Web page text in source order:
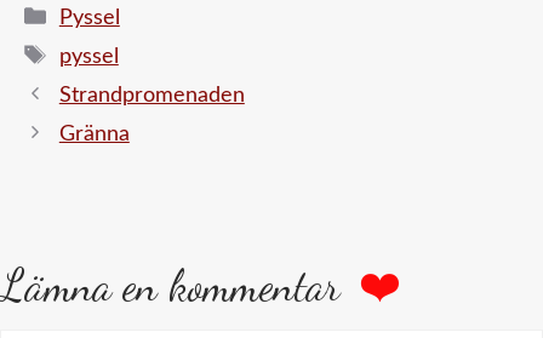
Kategorier
Pyssel
Etiketter
pyssel
Strandpromenaden
Gränna
Lämna en kommentar